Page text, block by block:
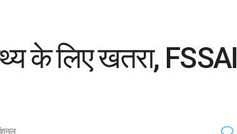
के लिए खतरा, FSSAI